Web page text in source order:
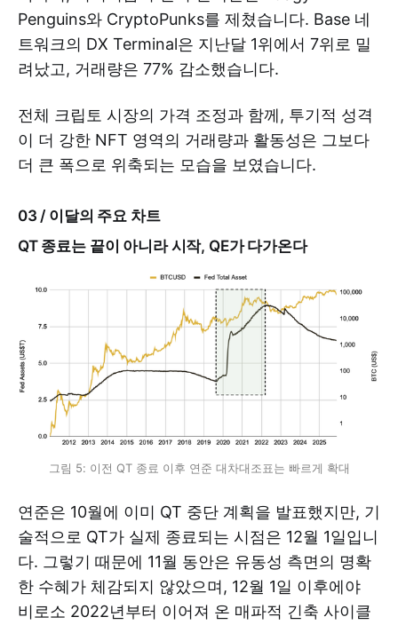
Penguins와 CryptoPunks를 제쳤습니다. Base 네
트워크의 DX Terminal은 지난달 1위에서 7위로 밀
려났고, 거래량은 77% 감소했습니다.
전체 크립토 시장의 가격 조정과 함께, 투기적 성격
이 더 강한 NFT 영역의 거래량과 활동성은 그보다
더 큰 폭으로 위축되는 모습을 보였습니다.
03 / 이달의 주요 차트
QT 종료는 끝이 아니라 시작, QE가 다가온다
그림 5: 이전 QT 종료 이후 연준 대차대조표는 빠르게 확대
연준은 10월에 이미 QT 중단 계획을 발표했지만, 기
술적으로 QT가 실제 종료되는 시점은 12월 1일입니
다. 그렇기 때문에 11월 동안은 유동성 측면의 명확
한 수혜가 체감되지 않았으며, 12월 1일 이후에야
비로소 2022년부터 이어져 온 매파적 긴축 사이클